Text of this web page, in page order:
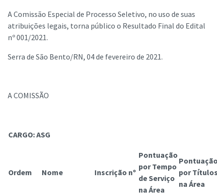
A Comissão Especial de Processo Seletivo, no uso de suas
atribuições legais, torna público o Resultado Final do Edital
nº 001/2021.
Serra de São Bento/RN, 04 de fevereiro de 2021.
A COMISSÃO
CARGO: ASG
Ordem Nome Inscrição nº
Pontuação
por Tempo
de Serviço
na Área
por
na Área